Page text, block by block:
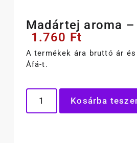
Madártej aroma
1.760 Ft
A termékek ára bruttó ár
Áfá-t.
Kosárba